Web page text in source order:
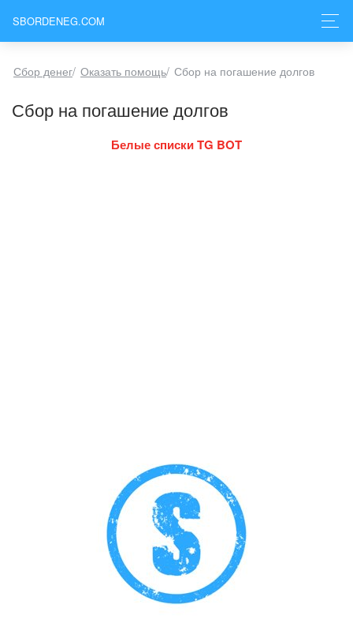
SBORDENEG.COM
Сбор денег/ Оказать помощь/ Сбор на погашение долгов
Сбор на погашение долгов
Белые списки TG BOT